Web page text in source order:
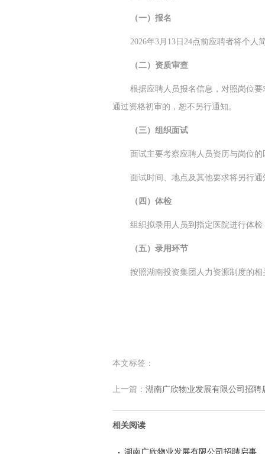
（一）报名
2026年3月13日24点前应聘者将个人
（二）资质审查
根据应聘人员报名信息，对照岗位
通过资格初审的，恕不另行通知。
（三）组织面试
面试主要考察应聘人员资历与岗位的
面试时间、地点及其他要求将另行通
（四）体检
组织拟录用人员到指定医院进行体
（五）录用环节
按照湖南投资集团人力资源制度的
本文标签：
上一篇： 湖南广欣物业发展有限公司招聘
相关阅读
湖南广欣物业发展有限公司招聘启事